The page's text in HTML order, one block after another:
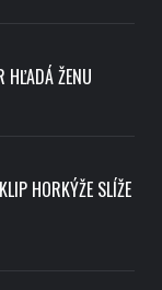
HĽADÁ ŽENU
HORKÝŽE SLÍŽE